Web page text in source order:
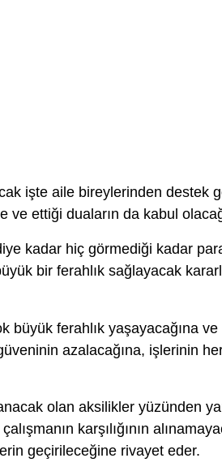
işte aile bireylerinden destek
ettiği duaların da kabul
kadar hiç görmediği kadar
bir ferahlık sağlayacak
büyük ferahlık yaşayacağına
azalacağına, işlerinin
olan aksilikler yüzünden
karşılığının
geçirileceğine rivayet eder.